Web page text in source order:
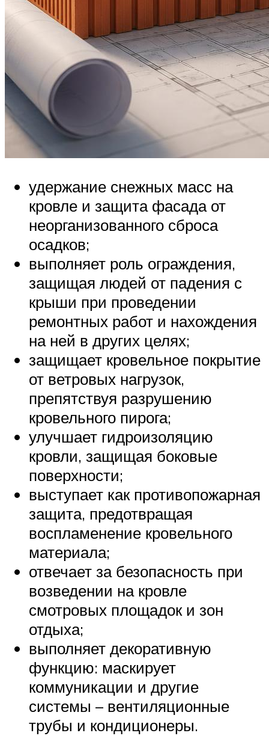
удержание снежных масс на
кровле и защита фасада от
неорганизованного сброса
осадков;
выполняет роль ограждения,
защищая людей от падения с
крыши при проведении
ремонтных работ и нахождения
на ней в других целях;
защищает кровельное покрытие
от ветровых нагрузок,
препятствуя разрушению
кровельного пирога;
улучшает гидроизоляцию
кровли, защищая боковые
поверхности;
выступает как противопожарная
защита, предотвращая
воспламенение кровельного
материала;
отвечает за безопасность при
возведении на кровле
смотровых площадок и зон
отдыха;
выполняет декоративную
функцию: маскирует
коммуникации и другие
системы – вентиляционные
трубы и кондиционеры.